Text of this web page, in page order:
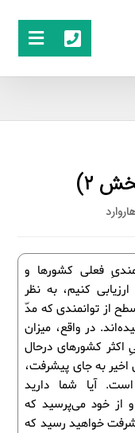
فعلی کشورها و
کنیم، به نظر
از توانمندی که مدّ
در واقع، میزان
اکثر کشورهای درحال
در12 سال اخیر به جای پیشرفت،
آیا شما دارید
از خود می‌پرسید که
خواهید رسید که